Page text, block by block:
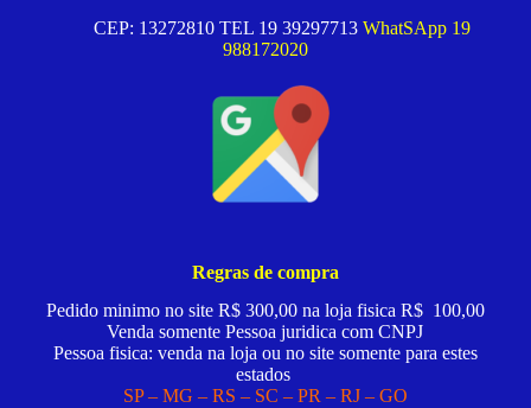
CEP: 13272810 TEL 19 39297713 WhatSApp 19
988172020
Regras de compra
Pedido minimo no site R$ 300,00 na loja fisica R$ 100,00
Venda somente Pessoa juridica com CNPJ
Pessoa fisica: venda na loja ou no site somente para estes
estados
SP – MG – RS – SC – PR – RJ – GO